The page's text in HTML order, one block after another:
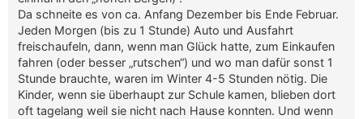
Da schneite es von ca. Anfang Dezember bis Ende Februar.
Jeden Morgen (bis zu 1 Stunde) Auto und Ausfahrt
freischaufeln, dann, wenn man Glück hatte, zum Einkaufen
fahren (oder besser „rutschen“) und wo man dafür sonst 1
Stunde brauchte, waren im Winter 4-5 Stunden nötig. Die
Kinder, wenn sie überhaupt zur Schule kamen, blieben dort
oft tagelang weil sie nicht nach Hause konnten. Und wenn